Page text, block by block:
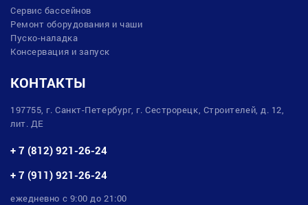
Сервис бассейнов
Ремонт оборудования и чаши
Пуско-наладка
Консервация и запуск
КОНТАКТЫ
197755, г. Санкт-Петербург, г. Сестрорецк, Строителей, д. 12,
лит. ДЕ
+ 7 (812) 921-26-24
+ 7 (911) 921-26-24
ежедневно с 9:00 до 21:00